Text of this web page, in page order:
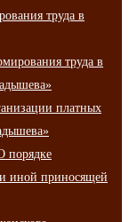
труда в
труда в
платных
порядке
иной приносящей